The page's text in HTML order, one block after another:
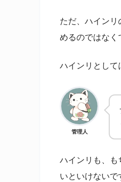
ただ、ハイン
めるのではなく
ハインリとして
管理人
ハインリも、も
いといけないで